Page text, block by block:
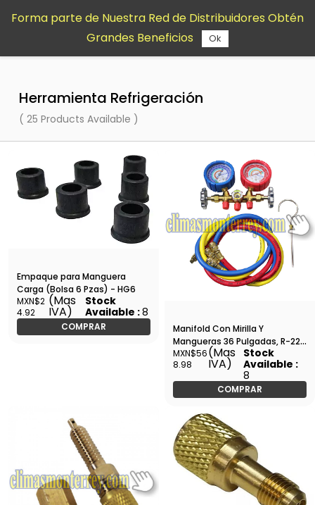
contenido
Herramienta Refrigeración
( 25 Products Available )
Empaque para Manguera
Carga (Bolsa 6 Pzas) - HG6
MXN$2
4.92
(Mas
IVA)
Stock
Available :8
COMPRAR
Manifold Con Mirilla Y
Mangueras 36 Pulgadas, R-22,
R-404, R-134A,R-407C /
Cluxer - CX536XST / CXCT-
536N
MXN$56
8.98
(Mas
IVA)
Stock
Available :
8
COMPRAR
Forma parte de Nuestra Red de Distribuidores Obtén
Grandes Beneficios
Ok